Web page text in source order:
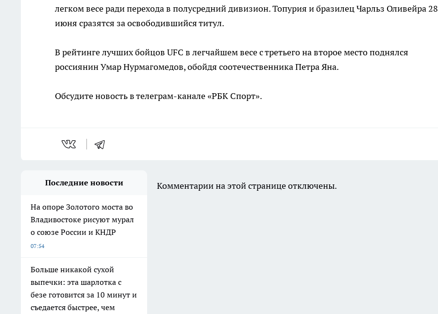
легком весе ради перехода в полусредний дивизион. Топурия и бразилец Чарльз Оливейра 28
июня сразятся за освободившийся титул.
В рейтинге лучших бойцов UFC в легчайшем весе с третьего на второе место поднялся
россиянин Умар Нурмагомедов, обойдя соотечественника Петра Яна.
Обсудите новость в телеграм-канале «РБК Спорт».
Последние новости
На опоре Золотого моста во
Владивостоке рисуют мурал
о союзе России и КНДР
07:54
Больше никакой сухой
выпечки: эта шарлотка с
безе готовится за 10 минут и
съедается быстрее, чем
Комментарии на этой странице отключены.